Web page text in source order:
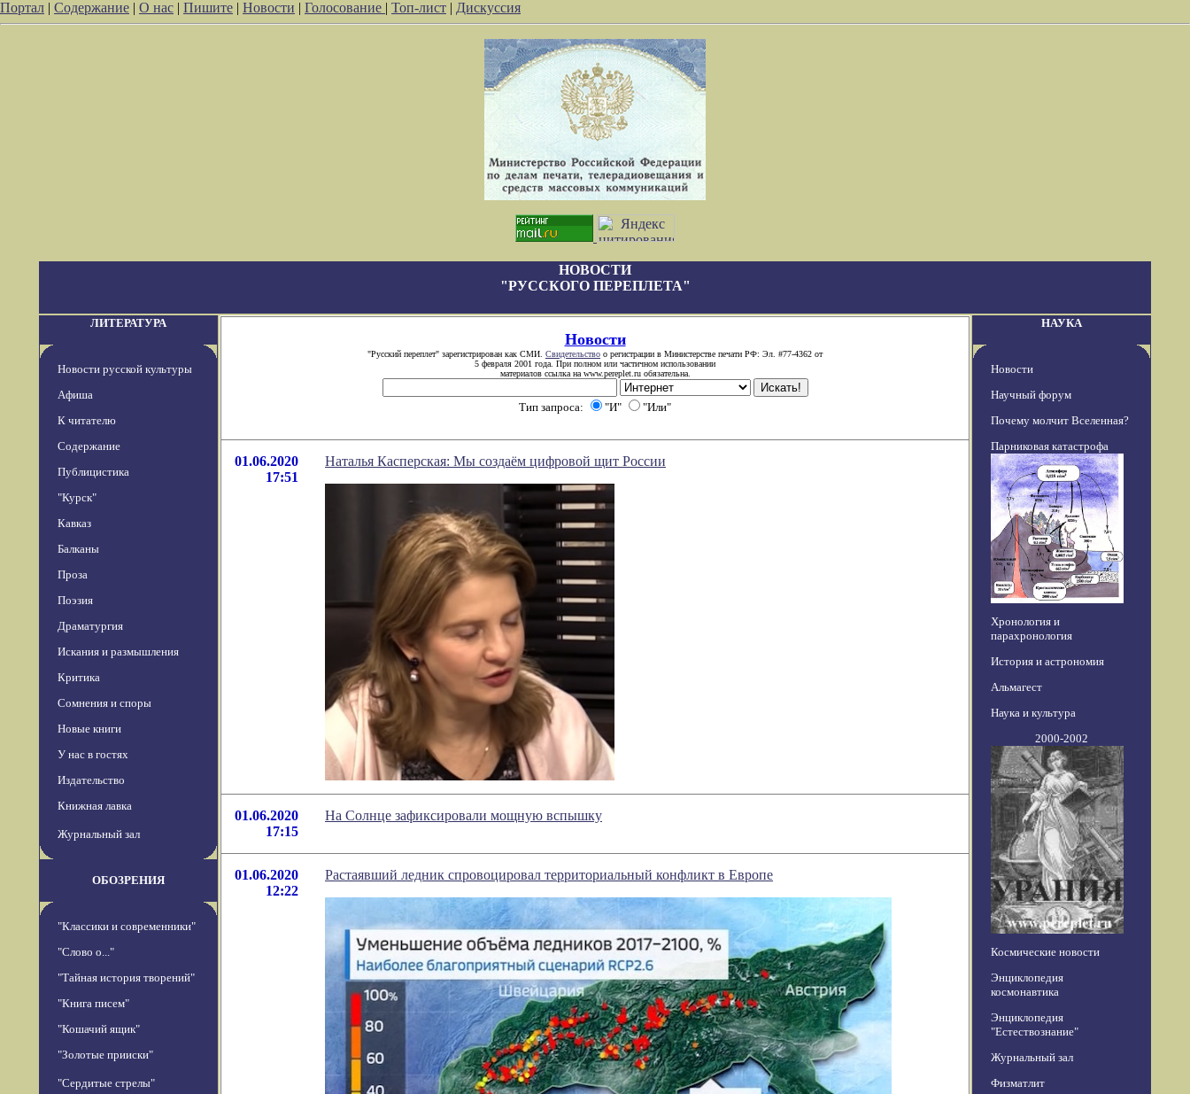
Портал | Содержание | О нас | Пишите | Новости | Голосование | Топ-лист | Дискуссия
НОВОСТИ
"РУССКОГО ПЕРЕПЛЕТА"
ЛИТЕРАТУРА
Новости русской культуры
Афиша
К читателю
Содержание
Публицистика
"Курск"
Кавказ
Балканы
Проза
Поэзия
Драматургия
Искания и размышления
Критика
Сомнения и споры
Новые книги
У нас в гостях
Издательство
Книжная лавка
Журнальный зал
ОБОЗРЕНИЯ
"Классики и современники"
"Слово о..."
"Тайная история творений"
"Книга писем"
"Кошачий ящик"
"Золотые прииски"
"Сердитые стрелы"
Новости
"Русский переплет" зарегистрирован как СМИ. Свидетельство о регистрации в Министерстве печати РФ: Эл. #77-4362 от
5 февраля 2001 года. При полном или частичном использовании
материалов ссылка на www.pereplet.ru обязательна.
Тип запроса: "И" "Или"
01.06.2020
17:51
Наталья Касперская: Мы создаём цифровой щит Рoccии
01.06.2020
17:15
На Солнце зафиксировали мощную вспышку
01.06.2020
12:22
Растаявший ледник спровоцировал территориальный конфликт в Европе
НАУКА
Новости
Научный форум
Почему молчит Вселенная?
Парниковая катастрофа
Хронология и
парахронология
История и астрономия
Альмагест
Наука и культура
2000-2002
Космические новости
Энциклопедия
космонавтика
Энциклопедия
"Естествознание"
Журнальный зал
Физматлит